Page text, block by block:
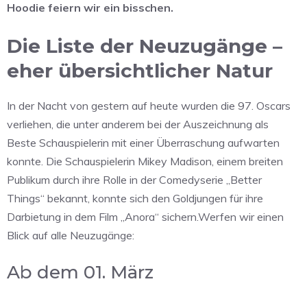
Hoodie feiern wir ein bisschen.
Die Liste der Neuzugänge –
eher übersichtlicher Natur
In der Nacht von gestern auf heute wurden die 97. Oscars
verliehen, die unter anderem bei der Auszeichnung als
Beste Schauspielerin mit einer Überraschung aufwarten
konnte. Die Schauspielerin Mikey Madison, einem breiten
Publikum durch ihre Rolle in der Comedyserie „Better
Things“ bekannt, konnte sich den Goldjungen für ihre
Darbietung in dem Film „Anora“ sichern.Werfen wir einen
Blick auf alle Neuzugänge:
Ab dem 01. März